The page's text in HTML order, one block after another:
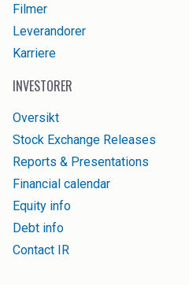
Filmer
Leverandorer
Karriere
INVESTORER
Oversikt
Stock Exchange Releases
Reports & Presentations
Financial calendar
Equity info
Debt info
Contact IR